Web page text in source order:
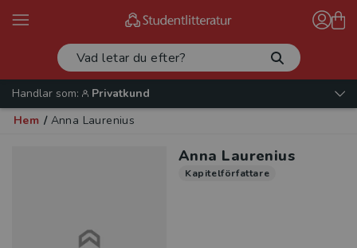
Handlar som:
Privatkund
Hem / Anna Laurenius
Anna Laurenius
Kapitelförfattare